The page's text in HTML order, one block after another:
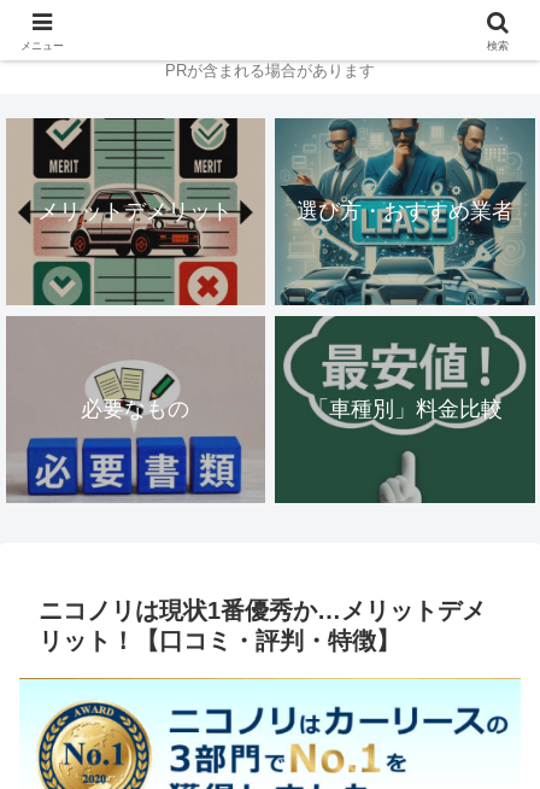
PRが含まれる場合があります
メリットデメリット 選び方・おすすめ業者
必要なもの 「車種別」料金比較
ニコノリは現状1番優秀か…メリットデメ
リット！【口コミ・評判・特徴】
メニュー 検索